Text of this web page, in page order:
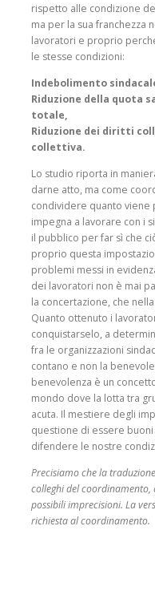
rispetto alle condizione
ma per la sua franchezza
lavoratori e proprio
le stesse condizioni:
Indebolimento
Riduzione della quota
totale,
Riduzione dei diritti
collettiva.
Lo studio riporta in
darne atto, ma come
condividere quanto viene
impegna a lavorare con i
il pubblico per far sì che
proprio questa
problemi messi in
dei lavoratori non è mai
la concertazione, che
Quanto ottenuto i
conquistarselo, a
fra le organizzazioni
contano e non la
benevolenza è un
mondo dove la lotta tra
acuta. Il mestiere degli
questione di essere
difendere le nostre
Precisiamo che la
colleghi del coordinamento,
possibili imprecisioni. La
richiesta al coordinamento.